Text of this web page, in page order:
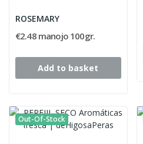
ROSEMARY
€2.48 manojo 100gr.
Add to basket
Out-Of-Stock